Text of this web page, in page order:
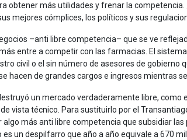
obtener más utilidades y frenar la competencia.
mejores cómplices, los políticos y sus
–anti libre competencia– que se ve
entre a competir con las farmacias. El
civil o el sin número de asesores de gobierno
hacen de grandes cargos e ingresos mientras
un mercado verdaderamente libre, como
vista técnico. Para sustituirlo por el
más anti libre competencia que subsidiar
un despilfarro que año a año equivale a 670